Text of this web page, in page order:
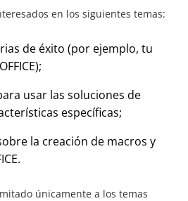
en los siguientes temas:
de éxito (por ejemplo, tu
usar las soluciones de
específicas;
la creación de macros y
únicamente a los temas